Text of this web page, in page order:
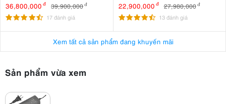
Bạc
36,800,000 đ 39,900,000đ
17 đánh giá
22,900,000 đ 27,980,000 đ
13 đánh giá
Xem tất cả sản phẩm đang khuyến mãi
Sản phẩm vừa xem